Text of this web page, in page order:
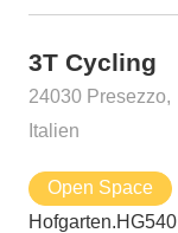
3T Cycling
24030 Presezzo,
Italien
Open Space
Hofgarten.HG540